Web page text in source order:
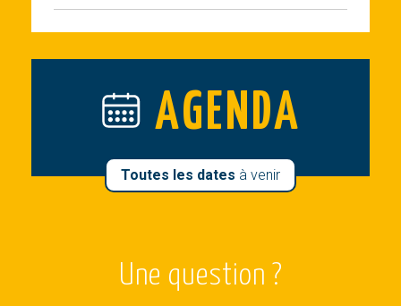
AGENDA
Toutes les dates à venir
Une question ?